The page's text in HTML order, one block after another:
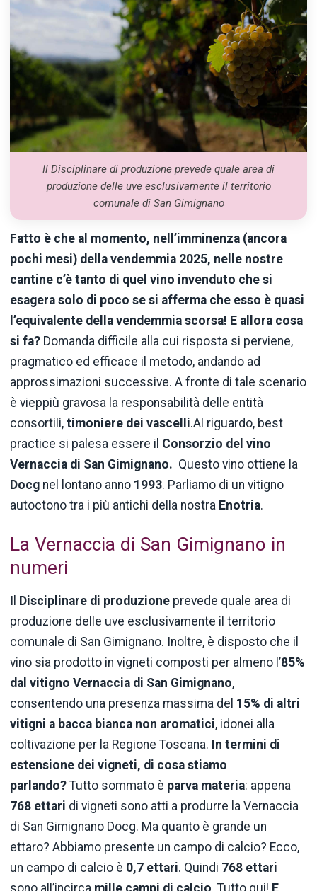
Il Disciplinare di produzione prevede quale area di
produzione delle uve esclusivamente il territorio
comunale di San Gimignano
Fatto è che al momento, nell’imminenza (ancora
pochi mesi) della vendemmia 2025, nelle nostre
cantine c’è tanto di quel vino invenduto che si
esagera solo di poco se si afferma che esso è quasi
l’equivalente della vendemmia scorsa! E allora cosa
si fa? Domanda difficile alla cui risposta si perviene,
pragmatico ed efficace il metodo, andando ad
approssimazioni successive. A fronte di tale scenario
è vieppiù gravosa la responsabilità delle entità
consortili, timoniere dei vascelli.Al riguardo, best
practice si palesa essere il Consorzio del vino
Vernaccia di San Gimignano. Questo vino ottiene la
Docg nel lontano anno 1993. Parliamo di un vitigno
autoctono tra i più antichi della nostra Enotria.
La Vernaccia di San Gimignano in
numeri
Il Disciplinare di produzione prevede quale area di
produzione delle uve esclusivamente il territorio
comunale di San Gimignano. Inoltre, è disposto che il
vino sia prodotto in vigneti composti per almeno l’85%
dal vitigno Vernaccia di San Gimignano,
consentendo una presenza massima del 15% di altri
vitigni a bacca bianca non aromatici, idonei alla
coltivazione per la Regione Toscana. In termini di
estensione dei vigneti, di cosa stiamo
parlando? Tutto sommato è parva materia: appena
768 ettari di vigneti sono atti a produrre la Vernaccia
di San Gimignano Docg. Ma quanto è grande un
ettaro? Abbiamo presente un campo di calcio? Ecco,
un campo di calcio è 0,7 ettari. Quindi 768 ettari
sono all’incirca mille campi di calcio . Tutto qui! E